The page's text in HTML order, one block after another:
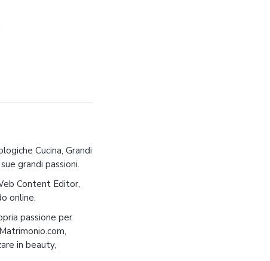
Cucina, Grandi
grandi passioni.
Content Editor,
online.
passione per
in beauty,